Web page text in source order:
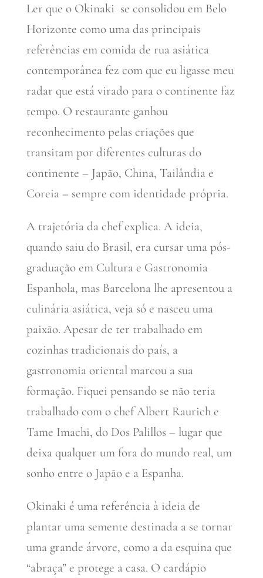
Ler que o Okinaki se consolidou em Belo
Horizonte como uma das principais
referências em comida de rua asiática
contemporânea fez com que eu ligasse meu
radar que está virado para o continente faz
tempo. O restaurante ganhou
reconhecimento pelas criações que
transitam por diferentes culturas do
continente – Japão, China, Tailândia e
Coreia – sempre com identidade própria.
A trajetória da chef explica. A ideia,
quando saiu do Brasil, era cursar uma pós-
graduação em Cultura e Gastronomia
Espanhola, mas Barcelona lhe apresentou a
culinária asiática, veja só e nasceu uma
paixão. Apesar de ter trabalhado em
cozinhas tradicionais do país, a
gastronomia oriental marcou a sua
formação. Fiquei pensando se não teria
trabalhado com o chef Albert Raurich e
Tame Imachi, do Dos Palillos – lugar que
deixa qualquer um fora do mundo real, um
sonho entre o Japão e a Espanha.
Okinaki é uma referência à ideia de
plantar uma semente destinada a se tornar
uma grande árvore, como a da esquina que
“abraça” e protege a casa. O cardápio